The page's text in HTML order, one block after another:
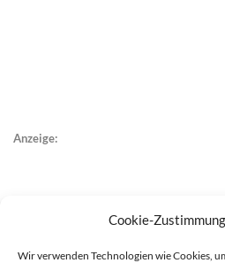
Cookie-
Wir verwenden Technologien wie Cookies,
Anzeige: